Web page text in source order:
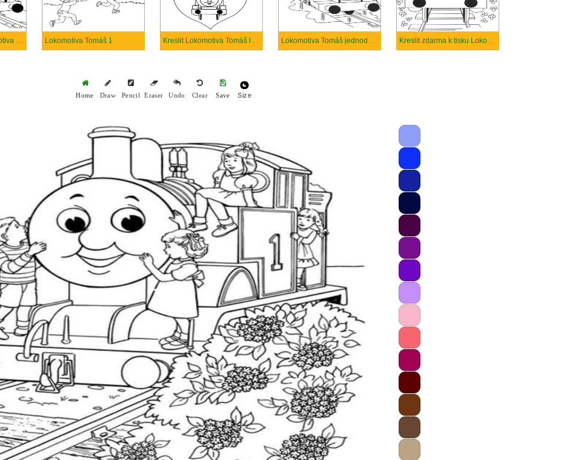
Kreslit zdarma Lokomotiva Tomáš k tisku Lokomotiva Tomáš 1 Kreslit Lokomotiva Tomáš láska Lokomotiva Tomáš jednoduchý Kreslit zdarma k tisku Lokomotiva Tomáš
Home Draw Pencil Eraser Undo Clear Save Size